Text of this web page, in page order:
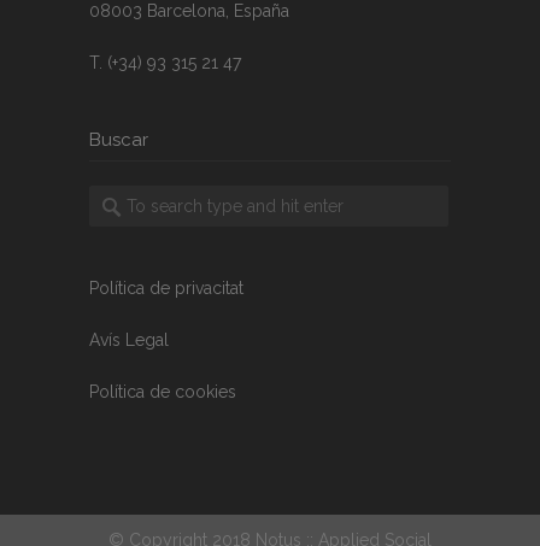
08003 Barcelona, España
T. (+34) 93 315 21 47
Buscar
Política de privacitat
Avís Legal
Política de cookies
© Copyright 2018 Notus :: Applied Social